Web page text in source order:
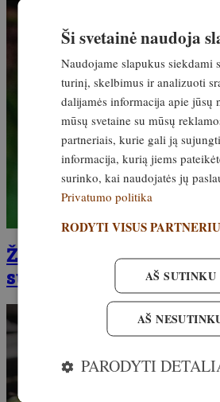
Žvėriena – žurnalo
sumedžiotų gyvūnų
Ši svetainė naudoja
Naudojame slapukus siekdami
turinį, skelbimus ir analizuoti
dalijamės informacija apie jūsų
mūsų svetaine su mūsų
partneriais, kurie gali ją
informacija, kurią jiems
surinko, kai naudojatės jų
Privatumo politika
RODYTI VISUS
AŠ SUTINKU
AŠ
PARODYTI